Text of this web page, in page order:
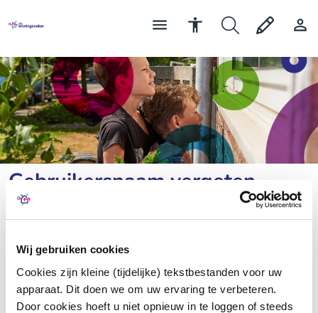
Wij gebruiken cookies
Cookies zijn kleine (tijdelijke) tekstbestanden voor uw
apparaat. Dit doen we om uw ervaring te verbeteren.
Door cookies hoeft u niet opnieuw in te loggen of steeds
Gebruikersnaam vergeten
inschrijving heeft ingevuld. Klik daarna op ‘Versturen’.
U ontvangt zo snel mogelijk een e-mail met uw
gebruikersnaam.